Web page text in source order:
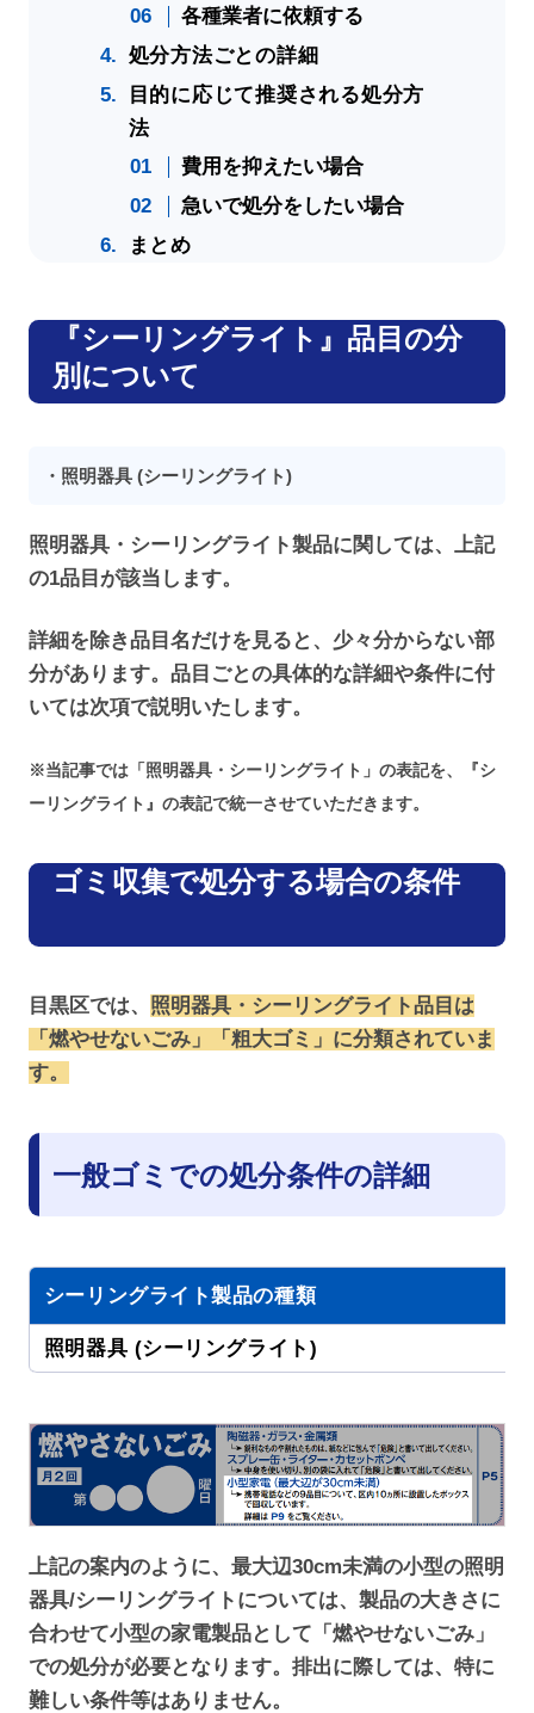
各種業者に依頼する
処分方法ごとの詳細
目的に応じて推奨される処分方
法
費用を抑えたい場合
急いで処分をしたい場合
まとめ
『シーリングライト』品目の分
別について
・照明器具 (シーリングライト)
照明器具・シーリングライト製品に関しては、上記
の1品目が該当します。
詳細を除き品目名だけを見ると、少々分からない部
分があります。品目ごとの具体的な詳細や条件に付
いては次項で説明いたします。
※当記事では「照明器具・シーリングライト」の表記を、『シ
ーリングライト』の表記で統一させていただきます。
ゴミ収集で処分する場合の条件
目黒区では、 照明器具・シーリングライト品目は
「燃やせないごみ」「粗大ゴミ」に分類されていま
す。
一般ゴミでの処分条件の詳細
シーリングライト製品の種類
照明器具 (シーリングライト)
上記の案内のように、最大辺30cm未満の小型の照明
器具/シーリングライトについては、製品の大きさに
合わせて小型の家電製品として「燃やせないごみ」
での処分が必要となります。排出に際しては、特に
難しい条件等はありません。